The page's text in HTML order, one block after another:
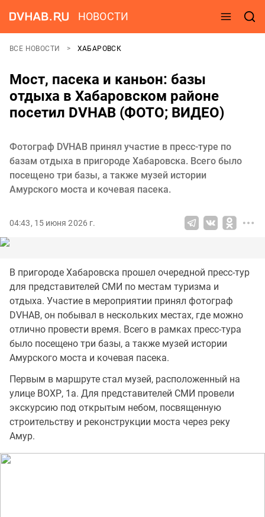
НОВОСТИ
ВСЕ НОВОСТИ ХАБАРОВСК
Мост, пасека и каньон: базы
отдыха в Хабаровском районе
посетил DVHAB (ФОТО; ВИДЕО)
Фотограф DVHAB принял участие в пресс-туре по
базам отдыха в пригороде Хабаровска. Всего было
посещено три базы, а также музей истории
Амурского моста и кочевая пасека.
04:43, 15 июня 2026 г.
В пригороде Хабаровска прошел очередной пресс-тур
для представителей СМИ по местам туризма и
отдыха. Участие в мероприятии принял фотограф
DVHAB, он побывал в нескольких местах, где можно
отлично провести время. Всего в рамках пресс-тура
было посещено три базы, а также музей истории
Амурского моста и кочевая пасека.
Первым в маршруте стал музей, расположенный на
улице ВОХР, 1а. Для представителей СМИ провели
экскурсию под открытым небом, посвященную
строительству и реконструкции моста через реку
Амур.